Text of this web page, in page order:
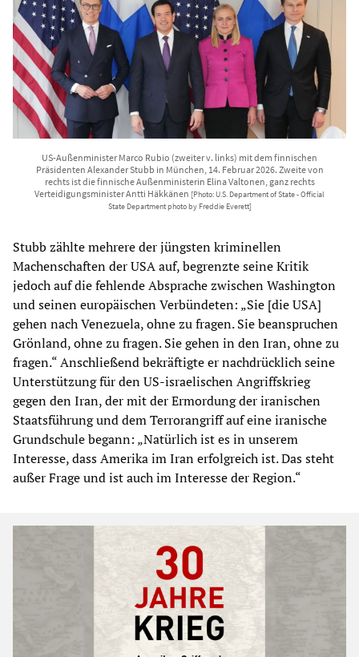
US-Außenminister Marco Rubio (zweiter v. links) mit dem finnischen
Präsidenten Alexander Stubb in München, 14. Februar 2026. Zweite von
rechts ist die finnische Außenministerin Elina Valtonen, ganz rechts
Verteidigungsminister Antti Häkkänen [Photo: U.S. Department of State - Official
State Department photo by Freddie Everett]
Stubb zählte mehrere der jüngsten kriminellen
Machenschaften der USA auf, begrenzte seine Kritik
jedoch auf die fehlende Absprache zwischen Washington
und seinen europäischen Verbündeten: „Sie [die USA]
gehen nach Venezuela, ohne zu fragen. Sie beanspruchen
Grönland, ohne zu fragen. Sie gehen in den Iran, ohne zu
fragen.“ Anschließend bekräftigte er nachdrücklich seine
Unterstützung für den US-israelischen Angriffskrieg
gegen den Iran, der mit der Ermordung der iranischen
Staatsführung und dem Terrorangriff auf eine iranische
Grundschule begann: „Natürlich ist es in unserem
Interesse, dass Amerika im Iran erfolgreich ist. Das steht
außer Frage und ist auch im Interesse der Region.“